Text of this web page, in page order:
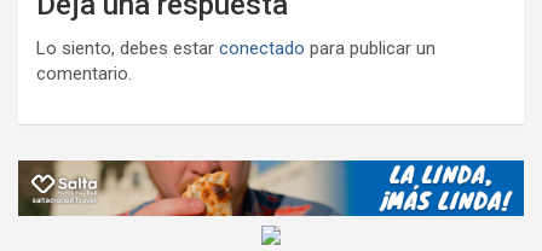
Lo siento, debes estar conectado para publicar un
comentario.